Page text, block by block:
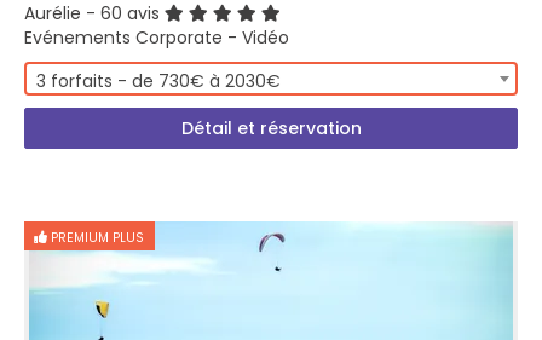
Aurélie - 60 avis
Evénements Corporate - Vidéo
3 forfaits - de 730€ à 2030€
Détail et réservation
PREMIUM PLUS